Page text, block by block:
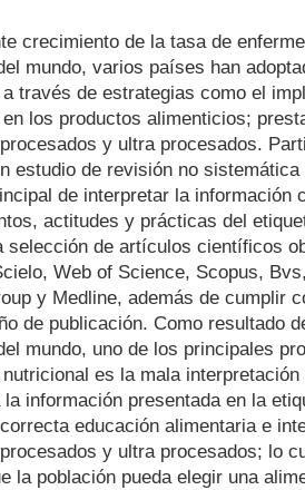
crecimiento de la tasa de
mundo, varios países han
través de estrategias como el
los productos alimenticios;
y ultra procesados.
estudio de revisión no
de interpretar la información
actitudes y prácticas del
selección de artículos científicos
Web of Science, Scopus,
y Medline, además de cumplir
de publicación. Como resultado
mundo, uno de los principales
es la mala
la información presentada en la
educación alimentaria e
y ultra procesados; lo
la población pueda elegir una